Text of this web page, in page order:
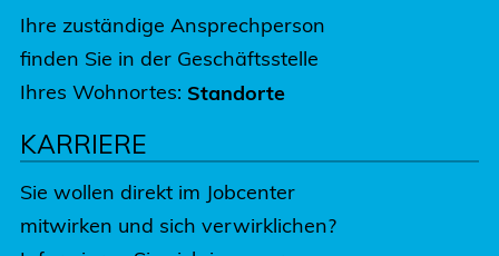
Ihre zuständige Ansprechperson
finden Sie in der Geschäftsstelle
Ihres Wohnortes: Standorte
KARRIERE
Sie wollen direkt im Jobcenter
mitwirken und sich verwirklichen?